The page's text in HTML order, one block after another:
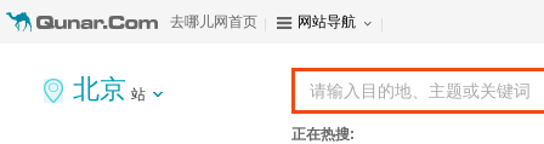
去哪儿网首页 网站导航
北京 站
正在热搜: